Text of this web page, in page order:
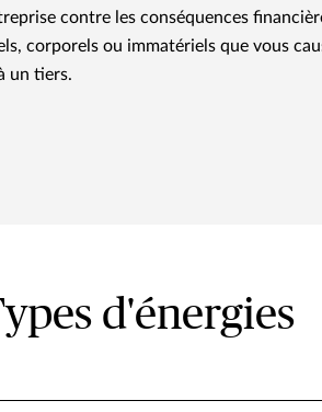
contre les conséquences
corporels ou immatériels que vous
un tiers.
d'énergies